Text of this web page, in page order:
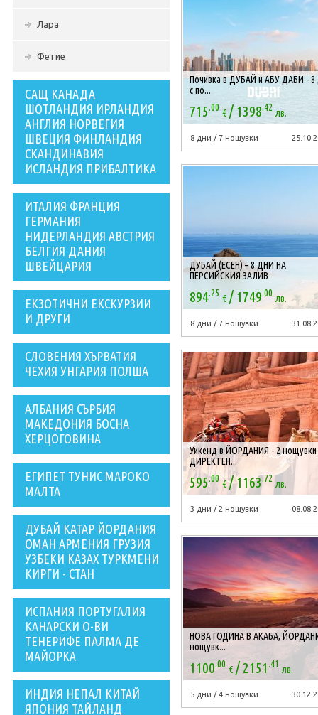
Лара
Фетие
САЩ КАНАДА
ШОТЛАНДИЯ ИРЛАНДИЯ
АНГЛИЯ НОРВЕГИЯ
ШВЕЦИЯ ФИНЛАНДИЯ
СКАНДИНАВИЯ
ИСЛАНДИЯ ПРИБАЛТИКА
ИТАЛИЯ ФРАНЦИЯ
ГЕРМАНИЯ
НИДЕРЛАНДИЯ АВСТРИЯ
БЕЛГИЯ ДАНИЯ
ШВЕЙЦАРИЯ
ЕКЗОТИЧНИ ЕКСКУРЗИИ
И ДРУГИ
СЛОВЕНИЯ ХЪРВАТИЯ
ЧЕХИЯ УНГАРИЯ ПОЛША
АЛБАНИЯ СЪРБИЯ
МАКЕДОНИЯ БОСНА
ХЕРЦОГОВИНА
ЕГИПЕТ ТУНИС МАРОКО
МАЛТА
ДУБАЙ КАТАР ЙОРДАНИЯ
ОМАН АРМЕНИЯ ГРУЗИЯ
УЗБЕКИ КАЗАХ ТУРКМЕНИ
КИРГИ - СТАН
ИСПАНИЯ ПОРТУГАЛИЯ
КАНАРСКИ О-ВИ
ТЕНЕРИФЕ ПАЛМА ДЕ
МАЙОРКА
ИНДИЯ НЕПАЛ КИТАЙ
ЯПОНИЯ ТАЙЛАНД
Почивка в ДУБАЙ и АБУ ДАБИ - 8
с по...
715.00 € /1398.42 лв.
8 дни / 7 нощувки
ДУБАЙ (ЕСЕН) – 8 ДНИ НА
ПЕРСИЙСКИЯ ЗАЛИВ
894.25 € /1749.00 лв.
8 дни / 7 нощувки
Уикенд в ЙОРДАНИЯ - 2 нощувки
ДИРЕКТЕН...
595.00 €/1163.72 лв.
3 дни / 2 нощувки
НОВА ГОДИНА В АКАБА,
нощувк...
1100.00 € /2151 .41 лв.
5 дни / 4 нощувки